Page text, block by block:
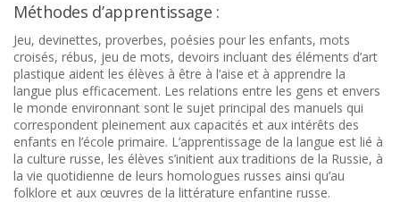
Méthodes d’apprentissage :
Jeu, devinettes, proverbes, poésies pour les enfants, mots
croisés, rébus, jeu de mots, devoirs incluant des éléments d’art
plastique aident les élèves à être à l’aise et à apprendre la
langue plus efficacement. Les relations entre les gens et envers
le monde environnant sont le sujet principal des manuels qui
correspondent pleinement aux capacités et aux intérêts des
enfants en l’école primaire. L’apprentissage de la langue est lié à
la culture russe, les élèves s’initient aux traditions de la Russie, à
la vie quotidienne de leurs homologues russes ainsi qu’au
folklore et aux œuvres de la littérature enfantine russe.